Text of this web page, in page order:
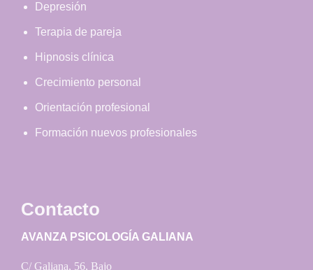
Depresión
Terapia de pareja
Hipnosis clínica
Crecimiento personal
Orientación profesional
Formación nuevos profesionales
Contacto
AVANZA PSICOLOGÍA GALIANA
C/ Galiana, 56, Bajo